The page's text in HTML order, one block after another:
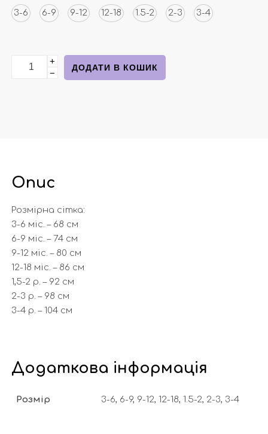
3-6 6-9 9-12 12-18 1.5-2 2-3 3-4
Світшот молочний з динозавриком від Н&М
+
−
ДОДАТИ В КОШИК
Опис
Розмірна сітка:
3-6 міс. – 68 см
6-9 міс. – 74 см
9-12 міс. – 80 см
12-18 міс. – 86 см
1,5-2 р. – 92 см
2-3 р. – 98 см
3-4 р. – 104 см
Додаткова інформація
Розмір 3-6, 6-9, 9-12, 12-18, 1.5-2, 2-3, 3-4